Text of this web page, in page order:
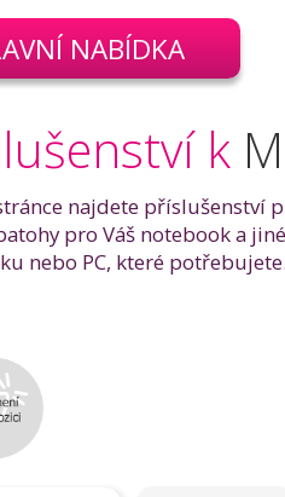
NABÍDKA
k
najdete příslušenství
pro Váš notebook a
nebo PC, které potřebujete.